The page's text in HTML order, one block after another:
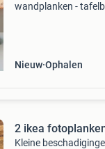
wandplanken -
Nieuw Ophalen
2 ikea
Kleine